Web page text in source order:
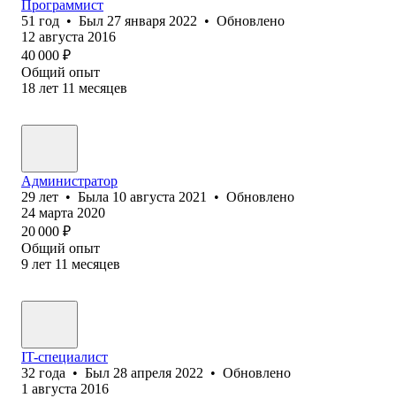
Программист
51 год • Был 27 января 2022 • Обновлено
12 августа 2016
40 000 ₽
Общий опыт
18 лет 11 месяцев
Администратор
29 лет • Была 10 августа 2021 • Обновлено
24 марта 2020
20 000 ₽
Общий опыт
9 лет 11 месяцев
IT-специалист
32 года • Был 28 апреля 2022 • Обновлено
1 августа 2016